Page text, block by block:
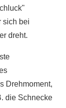
sich bei
dreht.
Drehmoment,
die Schnecke